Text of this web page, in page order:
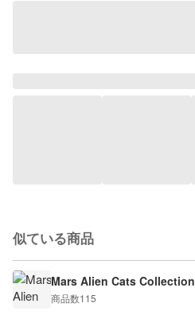
似ている商品
Mars Alien Cats Collection
商品数115